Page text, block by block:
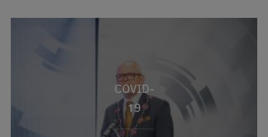
Profesionālās pilnveides kursi
ESF kvalifikācijas celšanas kursi
Pedagoģiskās izaugsmes centrs
COVID-
19